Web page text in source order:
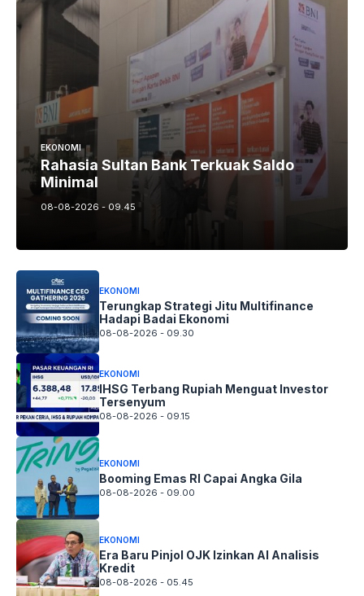
EKONOMI
Rahasia Sultan Bank Terkuak Saldo
Minimal
08-08-2026 - 09.45
EKONOMI
Terungkap Strategi Jitu Multifinance
Hadapi Badai Ekonomi
08-08-2026 - 09.30
EKONOMI
IHSG Terbang Rupiah Menguat Investor
Tersenyum
08-08-2026 - 09.15
EKONOMI
Booming Emas RI Capai Angka Gila
08-08-2026 - 09.00
EKONOMI
Era Baru Pinjol OJK Izinkan AI Analisis
Kredit
08-08-2026 - 05.45